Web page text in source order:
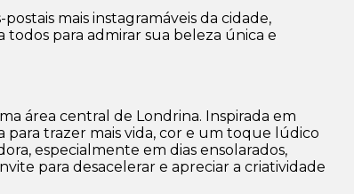
mais instagramáveis da cidade,
todos para admirar sua beleza única e
área central de Londrina. Inspirada em
trazer mais vida, cor e um toque lúdico
especialmente em dias ensolarados,
para desacelerar e apreciar a criatividade